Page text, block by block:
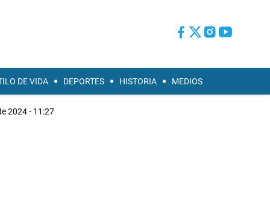
DE VIDA DEPORTES HISTORIA MEDIOS
2024 - 11:27